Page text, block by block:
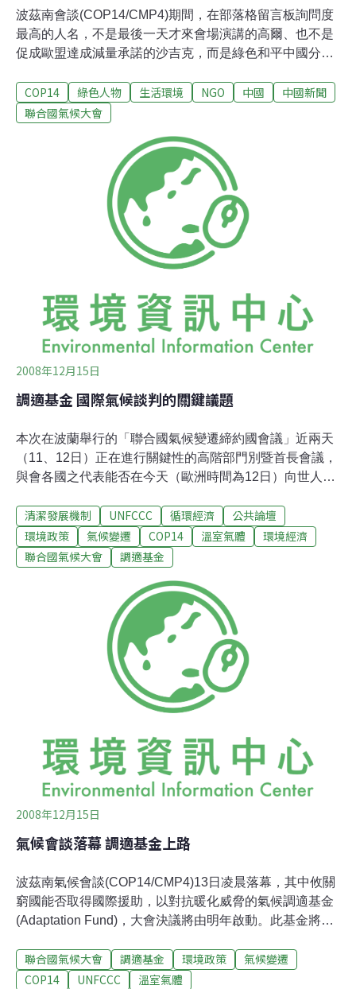
波茲南會談(COP14/CMP4)期間，在部落格留言板詢問度
最高的人名，不是最後一天才來會場演講的高爾、也不是
促成歐盟達成減量承諾的沙吉克，而是綠色和平中國分部
中國來的志工，跟著綠色和平的運動者，衝進波蘭的煤礦
場貼標語抗議。她也在氣候會談的國際記者會上，以中國
COP14 綠色人物 生活環境 NGO 中國
中國新聞
聯合國氣候大會
2008年12月15日
調適基金 國際氣候談判的關鍵議題
本次在波蘭舉行的「聯合國氣候變遷締約國會議」近兩天
（11、12日）正在進行關鍵性的高階部門別暨首長會議，
與會各國之代表能否在今天（歐洲時間為12日）向世人公
除了「減量」這項核心議題之外，本次的氣候會議還有另
外兩個議題也值得吾人關注。第一，去年峇里會議中成立
的調適基金（Adaptation Fund），即由工業先進國家提供
資金已幫助發展中或落後國家因應氣候變遷可能帶來的災
害和推動這些國家走向低碳經濟，目前正在關於可否由這
些國家的政府直接取得，或是應先通過評鑑機制始能取得
的問題上展開辯論。這個爭議最後將由高階部門別暨首長
會議的談判結果來決定，但如情況讓受援助國感到不滿，
新減量共識恐怕便難以達成，或是即便達成，能發揮的作
用也有限。第二，是關於碳補捉（Carbon Capture）與碳
儲存（Storage）是否應被列入清潔發展機制（CDM）的
清潔發展機制 UNFCCC 循環經濟
公共論壇
環境政策
氣候變遷 COP14 溫室氣體
環境經濟
聯合國氣候大會
調適基金
2008年12月15日
氣候會談落幕 調適基金上路
波茲南氣候會談(COP14/CMP4)13日凌晨落幕，其中攸關
窮國能否取得國際援助，以對抗暖化威脅的氣候調適基金
(Adaptation Fund)，大會決議將由明年啟動。此基金將會
將由已開發國家及開發中國家共組的代表會中，以投票方
式決定是否加以援助(Decision-/CMP.4)。
聯合國氣候大會 調適基金 環境政策
氣候變遷
COP14
UNFCCC 溫室氣體